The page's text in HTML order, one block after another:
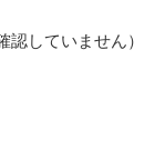
していません）